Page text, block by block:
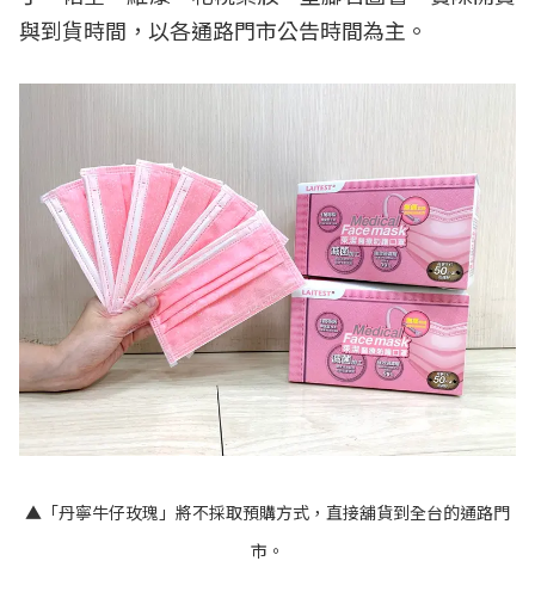
與到貨時間，以各通路門市公告時間為主。
▲「丹寧牛仔玫瑰」將不採取預購方式，直接舖貨到全台的通路門
市。